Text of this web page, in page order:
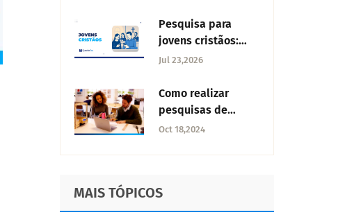
Pesquisa para
jovens cristãos:
perguntas
aplicá-la
Jul 23,2026
Como realizar
pesquisas de
produto?
Oct 18,2024
MAIS TÓPICOS